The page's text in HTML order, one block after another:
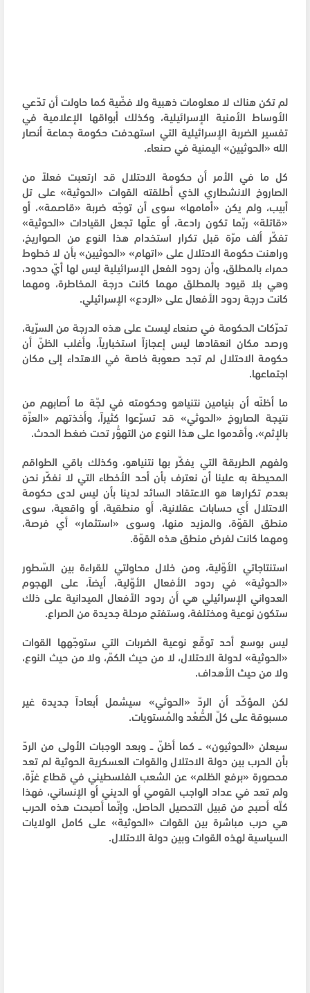
لم تكن هناك لا معلومات ذهبية ولا فضّية كما حاولت أن تدّعي
الأوساط الأمنية الإسرائيلية، وكذلك أبواقها الإعلامية في
تفسير الضربة الإسرائيلية التي استهدفت حكومة جماعة أنصار
الله «الحوثيين» اليمنية في صنعاء.
كل ما في الأمر أن حكومة الاحتلال قد ارتعبت فعلاً من
الصاروخ الانشطاري الذي أطلقته القوات «الحوثية» على تل
أبيب، ولم يكن «أمامها» سوى أن توجّه ضربة «قاصمة»، أو
«قاتلة» ربّما تكون رادعة، أو علّها تجعل القيادات «الحوثية»
تفكّر ألف مرّة قبل تكرار استخدام هذا النوع من الصواريخ،
وراهنت حكومة الاحتلال على «اتهام» «الحوثيين» بأن لا خطوط
حمراء بالمطلق، وأن ردود الفعل الإسرائيلية ليس لها أيّ حدود،
وهي بلا قيود بالمطلق مهما كانت درجة المخاطرة، ومهما
كانت درجة ردود الأفعال على «الردع» الإسرائيلي.
تحرّكات الحكومة في صنعاء ليست على هذه الدرجة من السرّية،
ورصد مكان انعقادها ليس إعجازاً استخبارياً، وأغلب الظنّ أن
حكومة الاحتلال لم تجد صعوبة خاصة في الاهتداء إلى مكان
اجتماعها.
ما أظنّه أن بنيامين نتنياهو وحكومته في لجّة ما أصابهم من
نتيجة الصاروخ «الحوثي» قد تسرّعوا كثيراً، وأخذتهم «العزّة
بالإثم»، وأقدموا على هذا النوع من التهوُّر تحت ضغط الحدث.
ولفهم الطريقة التي يفكّر بها نتنياهو، وكذلك باقي الطواقم
المحيطة به علينا أن نعترف بأن أحد الأخطاء التي لا نفكّر نحن
بعدم تكرارها هو الاعتقاد السائد لدينا بأن ليس لدى حكومة
الاحتلال أي حسابات عقلانية، أو منطقية، أو واقعية، سوى
منطق القوّة، والمزيد منها، وسوى «استثمار» أي فرصة،
ومهما كانت لفرض منطق هذه القوّة.
استنتاجاتي الأوّلية، ومن خلال محاولتي للقراءة بين السّطور
«الحوثية» في ردود الأفعال الأوّلية، أيضاً، على الهجوم
العدواني الإسرائيلي هي أن ردود الأفعال الميدانية على ذلك
ستكون نوعية ومختلفة، وستفتح مرحلة جديدة من الصراع.
ليس بوسع أحد توقّع نوعية الضربات التي ستوجّهها القوات
«الحوثية» لدولة الاحتلال، لا من حيث الكمّ، ولا من حيث النوع،
ولا من حيث الأهداف.
لكن المؤكّد أن الردّ «الحوثي» سيشمل أبعاداً جديدة غير
مسبوقة على كلّ الصُّعُد والمُستويات.
سيعلن «الحوثيون» ــ كما أظنّ ــ وبعد الوجبات الأولى من الردّ
بأن الحرب بين دولة الاحتلال والقوات العسكرية الحوثية لم تعد
محصورة «برفع الظلم» عن الشعب الفلسطيني في قطاع غزّة،
ولم تعد في عداد الواجب القومي أو الديني أو الإنساني، فهذا
كلّه أصبح من قبيل التحصيل الحاصل، وإنّما أصبحت هذه الحرب
هي حرب مباشرة بين القوات «الحوثية» على كامل الولايات
السياسية لهذه القوات وبين دولة الاحتلال.